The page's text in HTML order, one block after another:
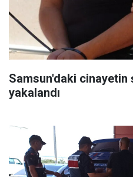
Samsun'daki cinayetin
yakalandı